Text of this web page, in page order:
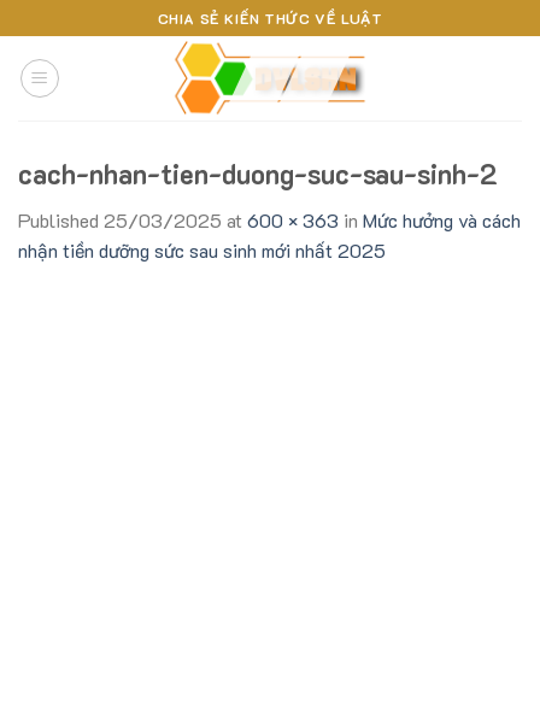
to
content
CHIA SẺ KIẾN THỨC VỀ LUẬT
cach-nhan-tien-duong-suc-sau-sinh-2
Published 25/03/2025 at 600 × 363 in Mức hưởng và cách
nhận tiền dưỡng sức sau sinh mới nhất 2025